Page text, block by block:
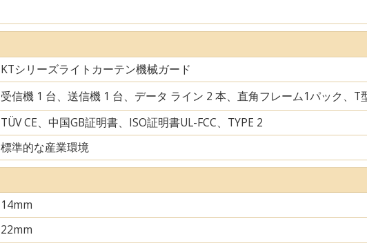
KTシリーズライトカーテン機械ガード
受信機 1 台、送信機 1 台、データ ライン 2 本、直角フレーム1パック、T
TÜV CE、中国GB証明書、ISO証明書UL-FCC、TYPE 2
標準的な産業環境
14mm
22mm